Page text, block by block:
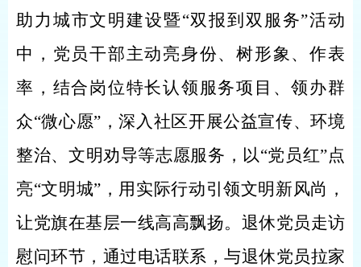
助力城市文明建设暨“双报到双服务”活动
中，党员干部主动亮身份、树形象、作表
率，结合岗位特长认领服务项目、领办群
众“微心愿”，深入社区开展公益宣传、环境
整治、文明劝导等志愿服务，以“党员红”点
亮“文明城”，用实际行动引领文明新风尚，
让党旗在基层一线高高飘扬。退休党员走访
慰问环节，通过电话联系 ，与退休党员拉家